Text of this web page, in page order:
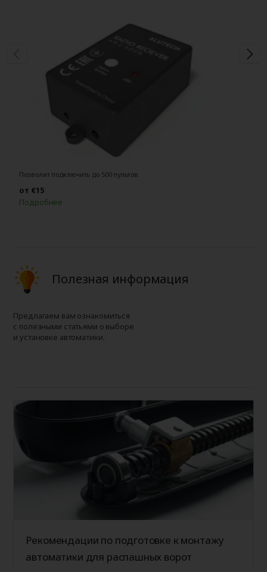
Позволит подключить до 500 пультов.
от €15
Подробнее
Полезная информация
Предлагаем вам ознакомиться
с полезными статьями о выборе
и установке автоматики.
Рекомендации по подготовке к монтажу
автоматики для распашных ворот